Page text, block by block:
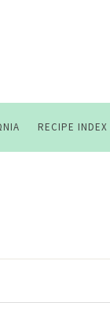
RECIPE INDEX